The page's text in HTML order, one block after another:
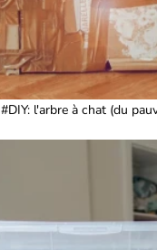
#DIY: l'arbre à chat (du